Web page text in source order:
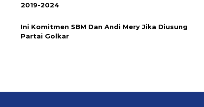
2019-2024
Ini Komitmen SBM Dan Andi Mery Jika Diusung
Partai Golkar